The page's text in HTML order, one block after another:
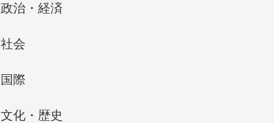
政治・経済
社会
国際
文化・歴史